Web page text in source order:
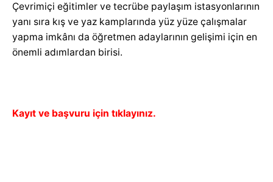
Çevrimiçi eğitimler ve tecrübe paylaşım istasyonlarının
yanı sıra kış ve yaz kamplarında yüz yüze çalışmalar
yapma imkânı da öğretmen adaylarının gelişimi için en
önemli adımlardan birisi.
Kayıt ve başvuru için tıklayınız.